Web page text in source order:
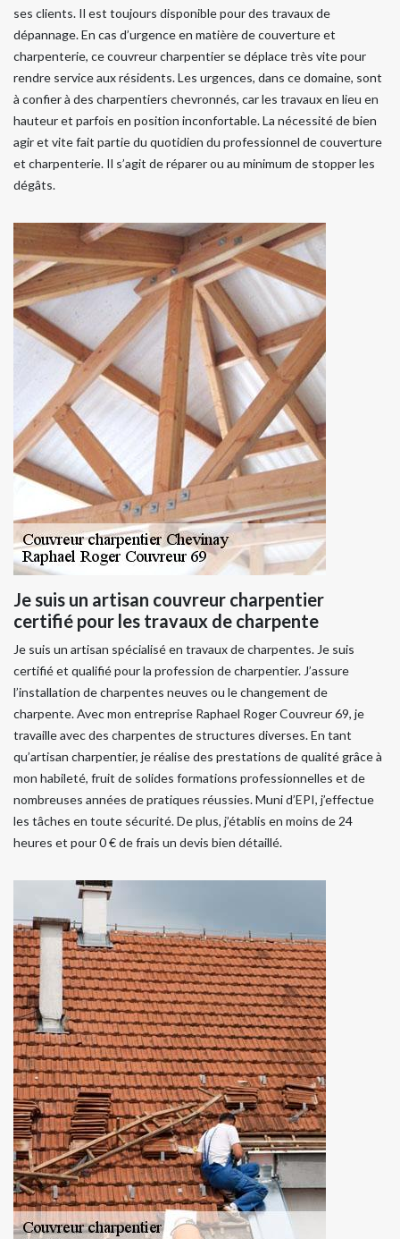
ses clients. Il est toujours disponible pour des travaux de
dépannage. En cas d’urgence en matière de couverture et
charpenterie, ce couvreur charpentier se déplace très vite pour
rendre service aux résidents. Les urgences, dans ce domaine, sont
à confier à des charpentiers chevronnés, car les travaux en lieu en
hauteur et parfois en position inconfortable. La nécessité de bien
agir et vite fait partie du quotidien du professionnel de couverture
et charpenterie. Il s’agit de réparer ou au minimum de stopper les
dégâts.
Je suis un artisan couvreur charpentier
certifié pour les travaux de charpente
Je suis un artisan spécialisé en travaux de charpentes. Je suis
certifié et qualifié pour la profession de charpentier. J’assure
l’installation de charpentes neuves ou le changement de
charpente. Avec mon entreprise Raphael Roger Couvreur 69, je
travaille avec des charpentes de structures diverses. En tant
qu’artisan charpentier, je réalise des prestations de qualité grâce à
mon habileté, fruit de solides formations professionnelles et de
nombreuses années de pratiques réussies. Muni d’EPI, j’effectue
les tâches en toute sécurité. De plus, j’établis en moins de 24
heures et pour 0 € de frais un devis bien détaillé.